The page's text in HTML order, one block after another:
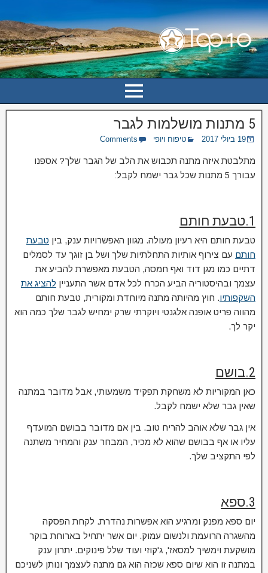
5 מתנות מושלמות לגבר
19 ביולי 2017 טיפוח ויופי Comments
מתלבטת איזה מתנה תכבוש את הלב של הגבר שלך? אספנו
עבורך 5 מתנות שכל גבר ישמח לקבל:
1.טבעת חותם
טבעת חותם היא רעיון מעולה. מגוון האפשרויות ענק, בין טבעת
חותם עם צירוף אותיות התחלתיות שלך ושל בן זוגך עד לסמלים
דתיים כמו מגן דוד ואף חמסה, הטבעת מאפשרת להביע את
עצמך ובהיסטוריה הביע הכרח לכל אדם אשר התעניין להציג את
השקפותיו. חוץ מהיותה מתנה מיוחדת ומקורית, טבעת חותם
מהווה פריט אופנה אלגנטי ויוקרתי שרק ימחיש לגבר שלך כמה הוא
יקר לך.
2.בושם
כאן המקוריות לא משחקת תפקיד משמעותי, אבל מדובר במתנה
שאין גבר שלא ישמח לקבל.
אין גבר שלא אוהב להריח טוב. בין אם מדובר בבושם המועדף
עליו או אף בבושם שהוא לא מכיר, המבחר ענק והמחיר משתנה
לפי התקציב שלך.
3.ספא
יום ספא מפנק ומרגיע הוא אפשרות נהדרת. לקחת הפסקה
מהשגרה הרועמת ולנשום עמוק. יום אשר יתחיל בארוחת בוקר
מושקעת וימשיך למסאז', ג'קוזי ועוד שלל פינוקים. יתרון ענק
במתנה זו הוא שיום ספא שכזה הוא גם מתנה לעצמך ונותן לשניכם